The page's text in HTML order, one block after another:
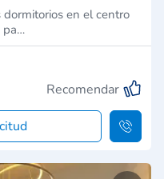
en el centro
pa…
Recomendar